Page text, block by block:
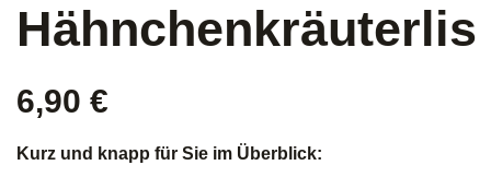
Hähnchenkräuterlis
6,90 €
Kurz und knapp für Sie im Überblick: